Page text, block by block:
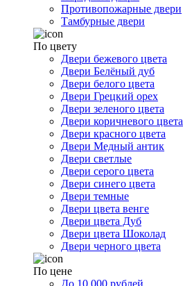
Противопожарные двери
Тамбурные двери
По цвету
Двери бежевого цвета
Двери Белёный дуб
Двери белого цвета
Двери Грецкий орех
Двери зеленого цвета
Двери коричневого цвета
Двери красного цвета
Двери Медный антик
Двери светлые
Двери серого цвета
Двери синего цвета
Двери темные
Двери цвета венге
Двери цвета Дуб
Двери цвета Шоколад
Двери черного цвета
По цене
До 10 000 рублей